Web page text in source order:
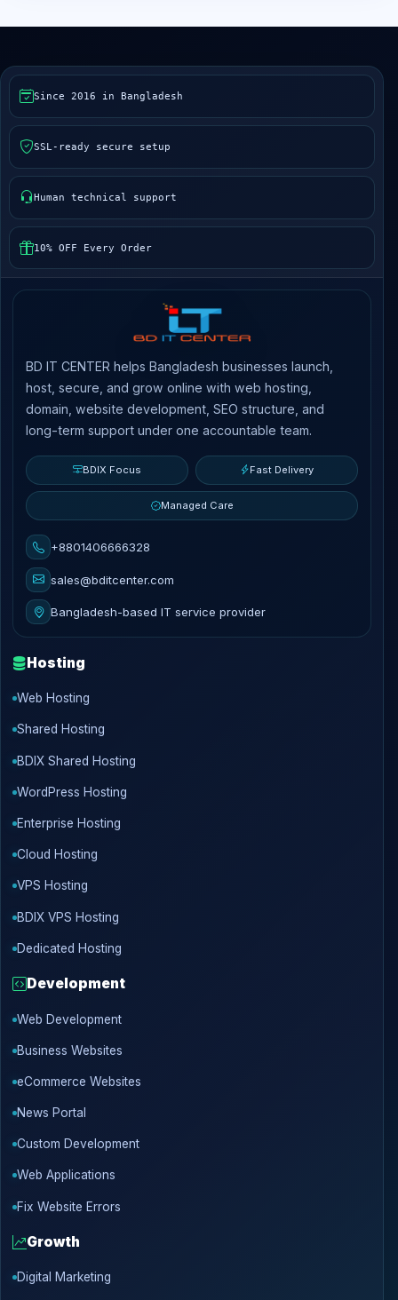
Since 2016 in Bangladesh
SSL-ready secure setup
Human technical support
10% OFF Every Order
BD IT CENTER helps Bangladesh businesses launch,
host, secure, and grow online with web hosting,
domain, website development, SEO structure, and
long-term support under one accountable team.
BDIX Focus Fast Delivery
Managed Care
+8801406666328
sales@bditcenter.com
Bangladesh-based IT service provider
Hosting
Web Hosting
Shared Hosting
BDIX Shared Hosting
WordPress Hosting
Enterprise Hosting
Cloud Hosting
VPS Hosting
BDIX VPS Hosting
Dedicated Hosting
Development
Web Development
Business Websites
eCommerce Websites
News Portal
Custom Development
Web Applications
Fix Website Errors
Growth
Digital Marketing